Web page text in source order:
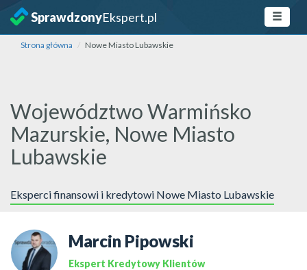
SprawdzonyEkspert.pl
Strona główna Nowe Miasto Lubawskie
Województwo Warmińsko
Mazurskie, Nowe Miasto
Lubawskie
Eksperci finansowi i kredytowi Nowe Miasto Lubawskie
Marcin Pipowski
Ekspert Kredytowy Klientów